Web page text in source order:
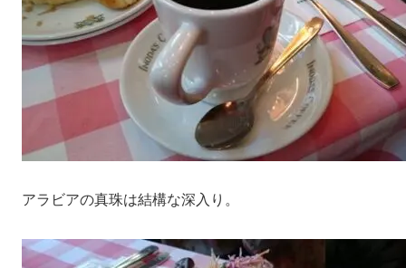
アラビアの真珠は結構な深入り。